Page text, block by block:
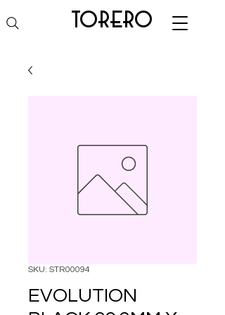
torero
SKU: STR00094
EVOLUTION